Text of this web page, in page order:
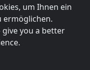
um Ihnen ein
ermöglichen.
give you a better